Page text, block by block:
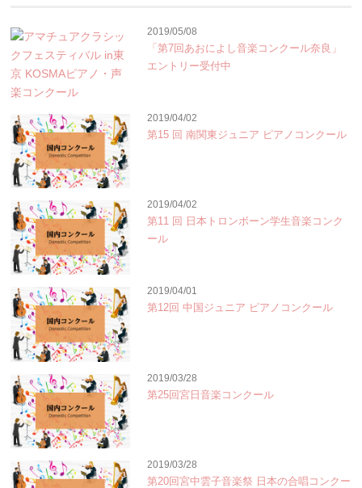
2019/05/08
「第7回あおによし音楽コンクール奈良」
エントリー受付中
2019/04/02
第15 回 南関東ジュニア ピアノコンクール
2019/04/02
第11 回 日本トロンボーン学生音楽コンク
ール
2019/04/01
第12回 中国ジュニア ピアノコンクール
2019/03/28
第25回宮日音楽コンクール
2019/03/28
第20回宮中雲子音楽祭 日本の合唱コンクー